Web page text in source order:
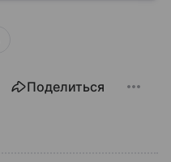
Поделиться